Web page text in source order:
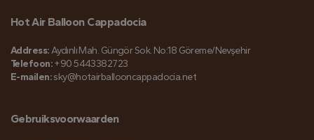
Hot Air Balloon Cappadocia
Address:Aydınlı Mah. Güngör Sok. No:18 Göreme/Nevşehir
Telefoon:+90 5443382723
E-mailen:sky@hotairballooncappadocia.net
Gebruiksvoorwaarden